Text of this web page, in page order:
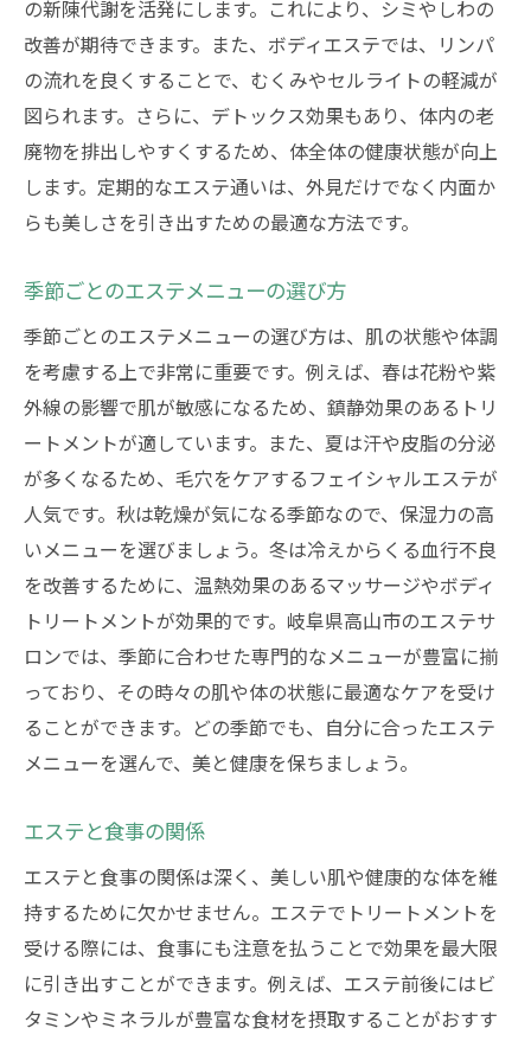
の新陳代謝を活発にします。これにより、シミやしわの
改善が期待できます。また、ボディエステでは、リンパ
の流れを良くすることで、むくみやセルライトの軽減が
図られます。さらに、デトックス効果もあり、体内の老
廃物を排出しやすくするため、体全体の健康状態が向上
します。定期的なエステ通いは、外見だけでなく内面か
らも美しさを引き出すための最適な方法です。
季節ごとのエステメニューの選び方
季節ごとのエステメニューの選び方は、肌の状態や体調
を考慮する上で非常に重要です。例えば、春は花粉や紫
外線の影響で肌が敏感になるため、鎮静効果のあるトリ
ートメントが適しています。また、夏は汗や皮脂の分泌
が多くなるため、毛穴をケアするフェイシャルエステが
人気です。秋は乾燥が気になる季節なので、保湿力の高
いメニューを選びましょう。冬は冷えからくる血行不良
を改善するために、温熱効果のあるマッサージやボディ
トリートメントが効果的です。岐阜県高山市のエステサ
ロンでは、季節に合わせた専門的なメニューが豊富に揃
っており、その時々の肌や体の状態に最適なケアを受け
ることができます。どの季節でも、自分に合ったエステ
メニューを選んで、美と健康を保ちましょう。
エステと食事の関係
エステと食事の関係は深く、美しい肌や健康的な体を維
持するために欠かせません。エステでトリートメントを
受ける際には、食事にも注意を払うことで効果を最大限
に引き出すことができます。例えば、エステ前後にはビ
タミンやミネラルが豊富な食材を摂取することがおすす